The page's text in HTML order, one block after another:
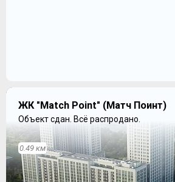
ЖК "Match Point" (Матч Поинт)
Объект сдан. Всё распродано.
0.49 км